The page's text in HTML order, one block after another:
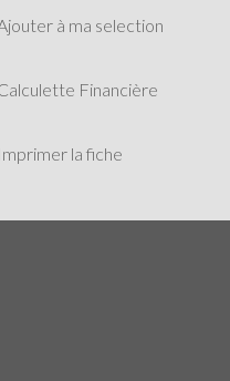
à ma selection
Financière
Imprimer la fiche